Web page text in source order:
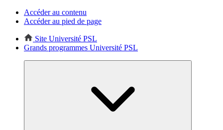
Accéder au contenu
Accéder au pied de page
Site Université PSL
Grands programmes Université PSL